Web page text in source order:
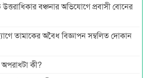
উত্তরাধিকার বঞ্চনার অভিযোগে প্রবাসী বোনের
তামাকের অবৈধ বিজ্ঞাপন সম্বলিত দোকান
অপরাধটা কী?